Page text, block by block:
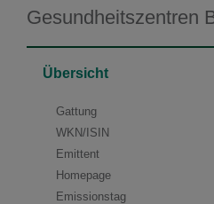
Gesundheitszentren
Übersicht
Gattung
WKN/ISIN
Emittent
Homepage
Emissionstag